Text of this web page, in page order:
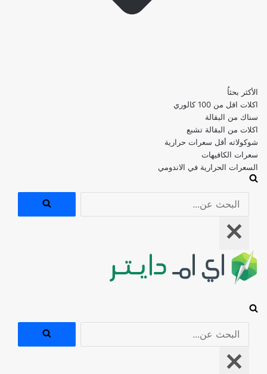
الأكثر بحثاُ
اكلات اقل من 100 كالوري
اكلات من البقالة تشبع
شوكولاته أقل سعرات حرارية
سعرات الكافيهات
السعرات الحرارية في الاندومي
قائمة